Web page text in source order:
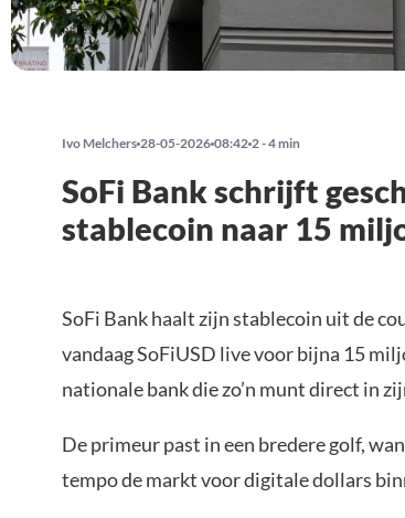
Ivo Melchers 28-05-2026 08:42 2 - 4 min
SoFi Bank schrijft
stablecoin naar 15
SoFi Bank haalt zijn stablecoin uit de
vandaag SoFiUSD live voor bijna 15
nationale bank die zo’n munt direct in
De primeur past in een bredere golf,
tempo de markt voor digitale dollars